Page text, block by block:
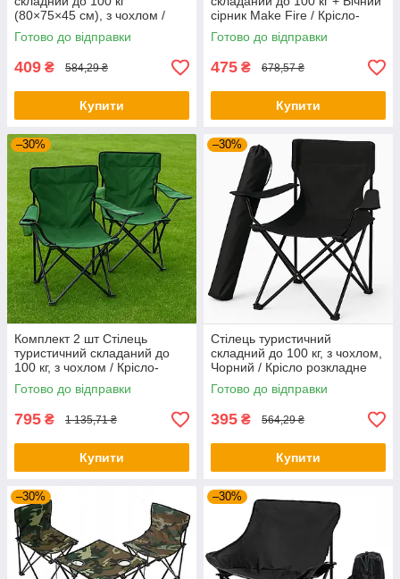
(80×75×45 см), з чохлом /
Крісло для походів /
Рибальське крісло
Готово до відправки
409 ₴ 584,29 ₴
Купити
сірник Make Fire / Крісло-
стілець для походів
Готово до відправки
475 ₴ 678,57 ₴
Купити
–30%
Комплект 2 шт Стілець
туристичний складаний до
100 кг, з чохлом / Крісло-
стілець складне для походів,
риболовлі Темно зелений
Готово до відправки
795 ₴ 1 135,71 ₴
Купити
–30%
Стілець туристичний
складний до 100 кг, з чохлом,
Чорний / Крісло розкладне
для походів та риболовлі
Готово до відправки
395 ₴ 564,29 ₴
Купити
–30% –30%